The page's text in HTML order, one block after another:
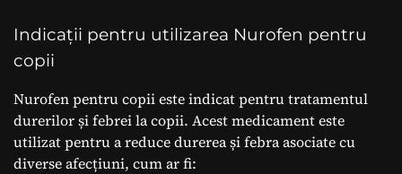
Indicații pentru utilizarea Nurofen pentru
copii
Nurofen pentru copii este indicat pentru tratamentul
durerilor și febrei la copii. Acest medicament este
utilizat pentru a reduce durerea și febra asociate cu
diverse afecțiuni, cum ar fi: